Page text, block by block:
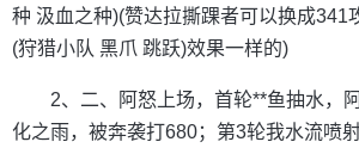
种 汲血之种)(赞达拉撕踝者可以换成341
(狩猎小队 黑爪 跳跃)效果一样的)
2、二、阿怒上场，首轮**鱼抽水，
化之雨，被奔袭打680；第3轮我水流喷